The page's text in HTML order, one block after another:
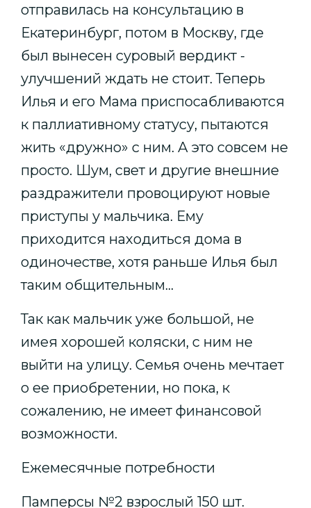
отправилась на консультацию в
Екатеринбург, потом в Москву, где
был вынесен суровый вердикт -
улучшений ждать не стоит. Теперь
Илья и его Мама приспосабливаются
к паллиативному статусу, пытаются
жить «дружно» с ним. А это совсем не
просто. Шум, свет и другие внешние
раздражители провоцируют новые
приступы у мальчика. Ему
приходится находиться дома в
одиночестве, хотя раньше Илья был
таким общительным...
Так как мальчик уже большой, не
имея хорошей коляски, с ним не
выйти на улицу. Семья очень мечтает
о ее приобретении, но пока, к
сожалению, не имеет финансовой
возможности.
Ежемесячные потребности
Памперсы №2 взрослый 150 шт.